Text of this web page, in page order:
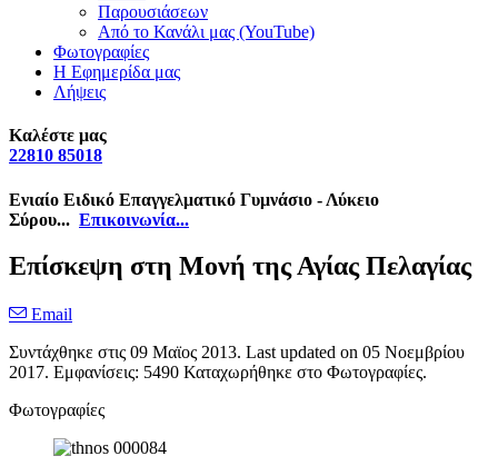
Παρουσιάσεων
Από το Κανάλι μας (YouTube)
Φωτογραφίες
Η Εφημερίδα μας
Λήψεις
Καλέστε μας
22810 85018
Ενιαίο Ειδικό Επαγγελματικό Γυμνάσιο - Λύκειο
Σύρου... Επικοινωνία...
Επίσκεψη στη Μονή της Αγίας Πελαγίας
Email
Συντάχθηκε στις 09 Μαϊος 2013. Last updated on 05 Νοεμβρίου
2017. Εμφανίσεις: 5490 Καταχωρήθηκε στο Φωτογραφίες.
Φωτογραφίες